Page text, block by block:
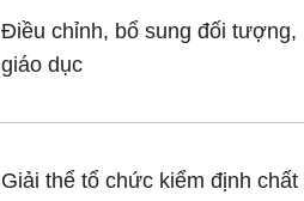
Điều chỉnh, bổ sung đối
giáo dục
Giải thể tổ chức kiểm định